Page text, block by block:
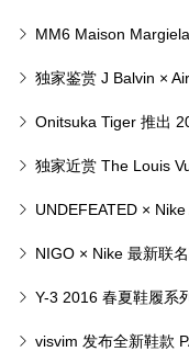
MM6 Maison
色鞋款
独家鉴赏 J Balvin ×
Onitsuka Tiger 推出
独家近赏 The Louis
Abloh 特殊限定版鞋款
UNDEFEATED ×
将登场
NIGO × Nike 最新联
Y-3 2016 春夏鞋履系
visvim 发布全新鞋款